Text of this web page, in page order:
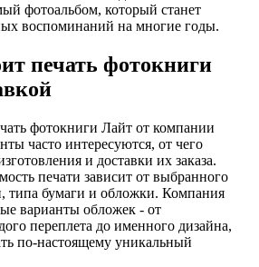
фотоальбом, который станет
воспоминаний на многие годы.
печать фотокниги
фотокниги Лайт от компании
часто интересуются, от чего
и доставки их заказа.
печати зависит от выбранного
типа бумаги и обложки. Компания
варианты обложек - от
переплета до именного дизайна,
по-настоящему уникальный